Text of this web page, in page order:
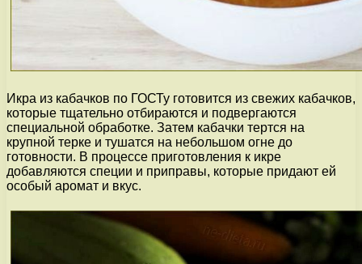
Икра из кабачков по ГОСТу готовится из свежих кабачков,
которые тщательно отбираются и подвергаются
специальной обработке. Затем кабачки тертся на
крупной терке и тушатся на небольшом огне до
готовности. В процессе приготовления к икре
добавляются специи и приправы, которые придают ей
особый аромат и вкус.